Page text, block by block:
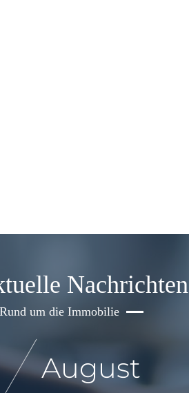
Nachrichten
Rund um die Immobilie
August